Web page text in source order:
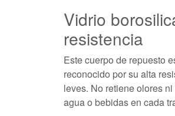
Vidrio
resistencia
Este cuerpo de repuesto
reconocido por su alta
leves. No retiene olores
agua o bebidas en cada